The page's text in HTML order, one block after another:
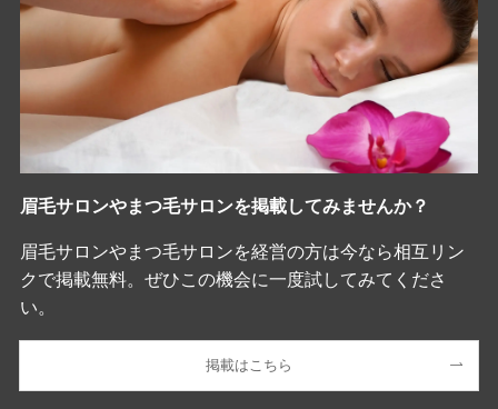
眉毛サロンやまつ毛サロンを掲載してみませんか？
眉毛サロンやまつ毛サロンを経営の方は今なら相互リン
クで掲載無料。ぜひこの機会に一度試してみてくださ
い。
掲載はこちら